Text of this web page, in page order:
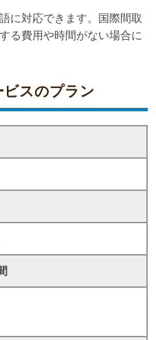
に対応できます。国際間取
る費用や時間がない場合に
ビスのプラン